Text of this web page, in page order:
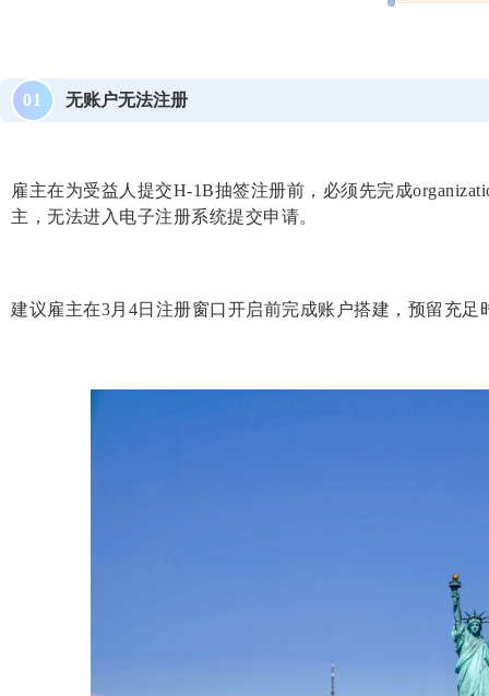
01 无账户无法注册
雇主在为受益人提交H-1B抽签注册前，必须先完成
主，无法进入电子注册系统提交申请。
建议雇主在3月4日注册窗口开启前完成账户搭建，预留充